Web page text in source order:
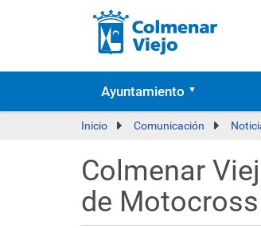
Ayuntamiento
Inicio Comunicación
Colmenar
de